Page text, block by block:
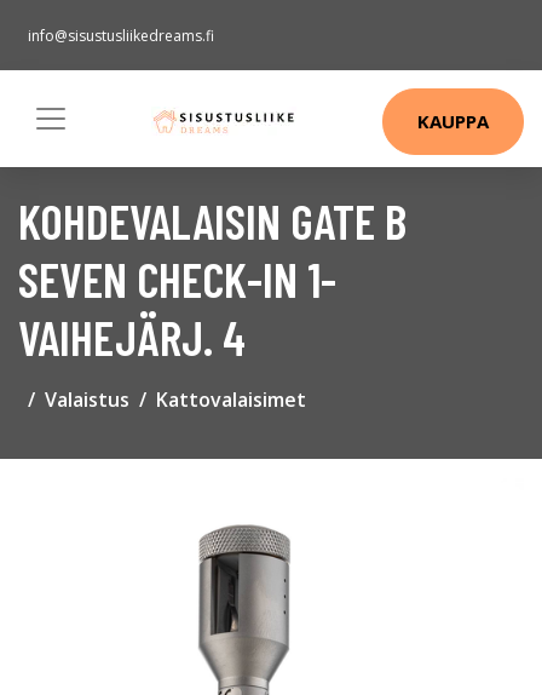
info@sisustusliikedreams.fi
KAUPPA
KOHDEVALAISIN GATE B
SEVEN CHECK-IN 1-
VAIHEJÄRJ. 4
Valaistus Kattovalaisimet